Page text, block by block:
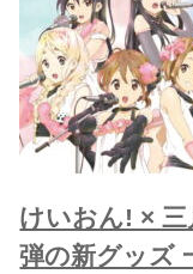
けいおん! ×
弾の新グッズ